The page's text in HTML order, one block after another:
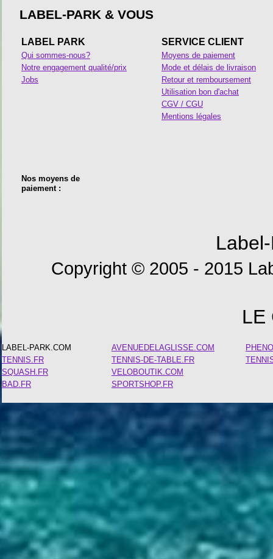
LABEL-PARK & VOUS
LABEL PARK
Qui sommes-nous?
Notre engagement qualité/prix
Jobs
SERVICE CLIENT
Moyens de paiement
Mode et délais de livraison
Retour et remboursement
Utilisation bon d'achat
CGV / CGU
Mentions légales
Nos moyens de
paiement :
Copyright © 2005 - 2015
LE
LABEL-PARK.COM
TENNIS.FR
SQUASH.FR
BAD.FR
AVENUEDELAGLISSE.COM
TENNIS-DE-TABLE.FR
VELOBOUTIK.COM
SPORTSHOP.FR